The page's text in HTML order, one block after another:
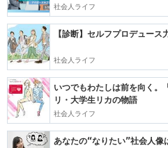
社会人ライフ
【診断】セルフプロデュー
社会人ライフ
いつでもわたしは前を向く。
リ・大学生リカの物語
社会人ライフ
あなたの“なりたい”社会人